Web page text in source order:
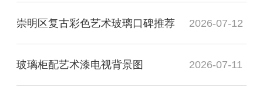
崇明区复古彩色艺术玻璃口碑推荐 2026-07-12
玻璃柜配艺术漆电视背景图 2026-07-11